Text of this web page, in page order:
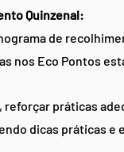
Quinzenal:
de
nos Eco Pontos
reforçar práticas
dicas práticas e